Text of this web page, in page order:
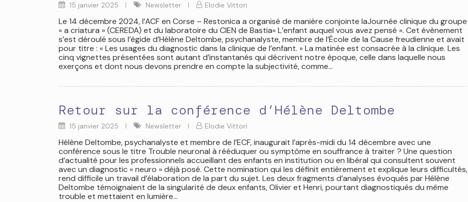
15 janvier 2025 Newsletter Elodie Vittori
Le 14 décembre 2024, l’ACF en Corse – Restonica a organisé de manière conjointe laJournée clinique du groupe
« a criatura » (CEREDA) et du laboratoire du CIEN de Bastia« L’enfant auquel vous avez pensé ». Cet évènement
s’est déroulé sous l’égide d’Hélène Deltombe, psychanalyste, membre de l’École de la Cause freudienne et avait
pour titre : « Les usages du diagnostic dans la clinique de l’enfant. » La matinée est consacrée à la clinique. Les
cinq vignettes présentées sont autant d’instantanés qui décrivent notre époque, celle dans laquelle nous
exerçons et dont nous devons prendre en compte la subjectivité, comme…
Retour sur la conférence d’Hélène Deltombe
15 janvier 2025 Newsletter Elodie Vittori
Hélène Deltombe, psychanalyste et membre de l’ECF, inaugurait l’après-midi du 14 décembre avec une
conférence sous le titre Trouble neuronal à rééduquer ou symptôme en souffrance à traiter ? Une question
d’actualité pour les professionnels accueillant des enfants en institution ou en libéral qui consultent souvent
avec un diagnostic « neuro » déjà posé. Cette nomination qui les définit entièrement et explique leurs difficultés,
rend difficile un travail d’élaboration de la part du sujet. Les deux fragments d’analyses évoqués par Hélène
Deltombe témoignaient de la singularité de deux enfants, Olivier et Henri, pourtant diagnostiqués du même
trouble et mettaient en lumière…